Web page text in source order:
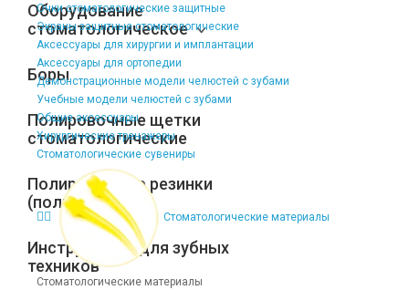
Очки стоматологические защитные
Экраны защитные стоматологические
Аксессуары для хирургии и имплантации
Аксессуары для ортопедии
Демонстрационные модели челюстей с зубами
Учебные модели челюстей с зубами
Общие аксессуары
Хирургические тренажеры
Стоматологические сувениры
Стоматологические материалы
Стоматологические материалы
Оборудование
стоматологическое
Боры
Полировочные щетки
стоматологические
Полировочные резинки
(полиры)
Инструменты для зубных
техников